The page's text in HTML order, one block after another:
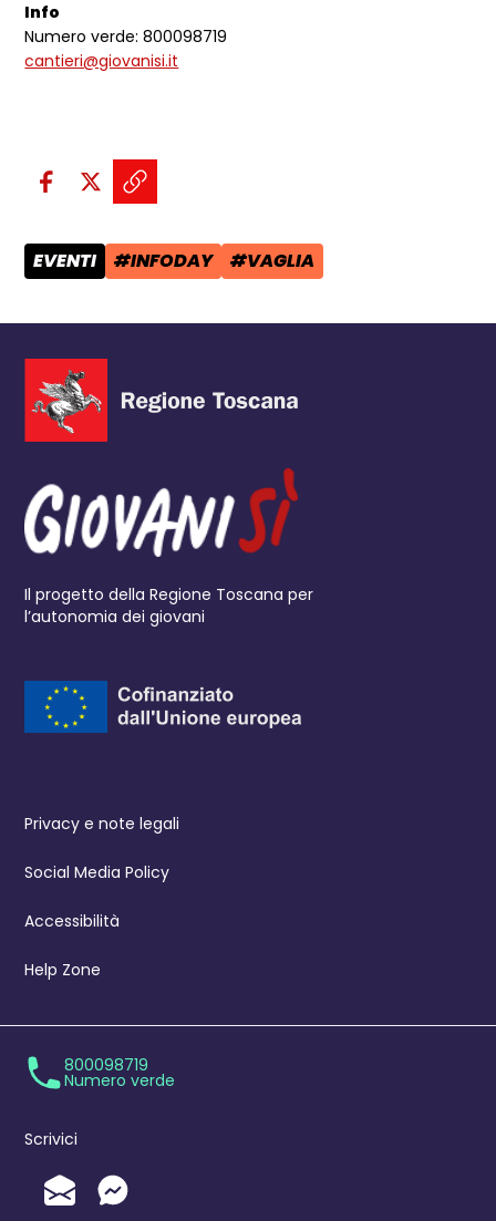
Info
Numero verde: 800098719
cantieri@giovanisi.it
Condividi sui social:
Condividi su Facebook - apre
Condividi su X - apre una
Copia il link e condividi -
CATEGORIA POST:
EVENTI TAG:
#INFODAY TAG:
#VAGLIA
Il progetto della Regione Toscana per
l’autonomia dei giovani
Privacy e note legali
Social Media Policy
Accessibilità
Help Zone
800098719
Numero verde
Scrivici
Invia un'Email
Messenger